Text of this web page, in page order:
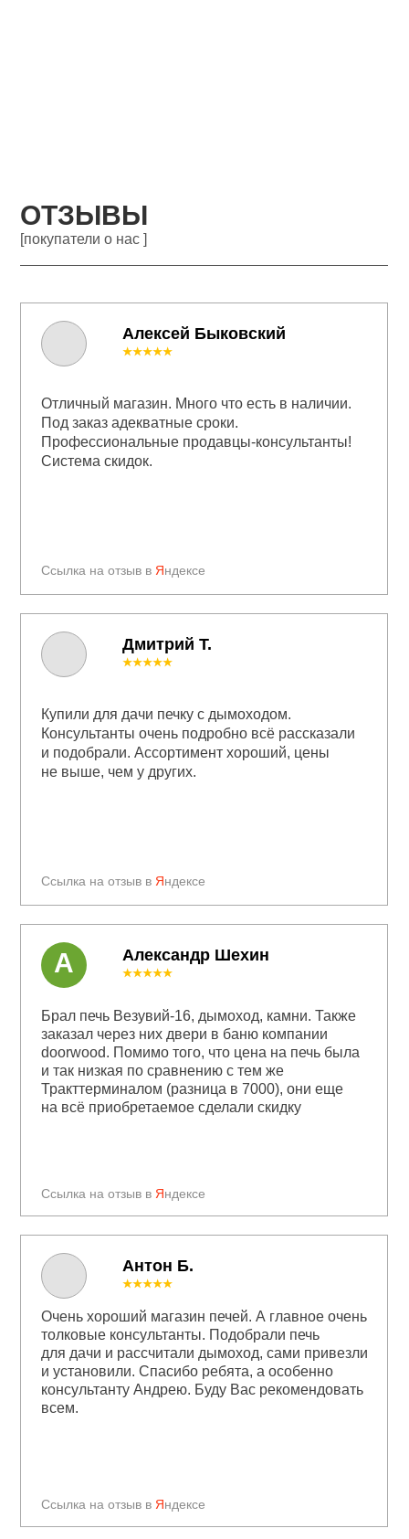
ОТЗЫВЫ
[покупатели о нас ]
Алексей Быковский
Ссылка на отзыв в Яндексе
★★★★★
Отличный магазин. Много что есть в наличии.
Под заказ адекватные сроки.
Профессиональные продавцы-консультанты!
Система скидок.
Антон Б.
Ссылка на отзыв в Яндексе
★★★★★
Купили для дачи печку с дымоходом.
Консультанты очень подробно всё рассказали
и подобрали. Ассортимент хороший, цены
не выше, чем у других.
Александр Шехин
Ссылка на отзыв в Яндексе
★★★★★
Брал печь Везувий-16, дымоход, камни. Также
заказал через них двери в баню компании
doorwood. Помимо того, что цена на печь была
и так низкая по сравнению с тем же
Тракттерминалом (разница в 7000), они еще
на всё приобретаемое сделали скидку
А
Дмитрий Т.
Ссылка на отзыв в Яндексе
★★★★★
Очень хороший магазин печей. А главное очень
толковые консультанты. Подобрали печь
для дачи и рассчитали дымоход, сами привезли
и установили. Спасибо ребята, а особенно
консультанту Андрею. Буду Вас рекомендовать
всем.